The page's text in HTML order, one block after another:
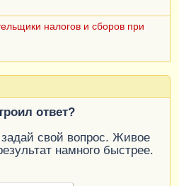
налогов и сборов при
ответ?
свой вопрос. Живое
намного быстрее.